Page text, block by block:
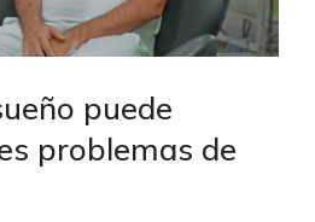
puede
problemas de